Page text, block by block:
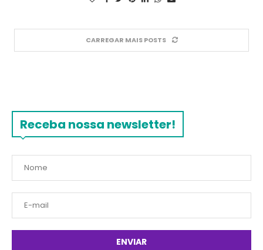
CARREGAR MAIS POSTS
Receba nossa newsletter!